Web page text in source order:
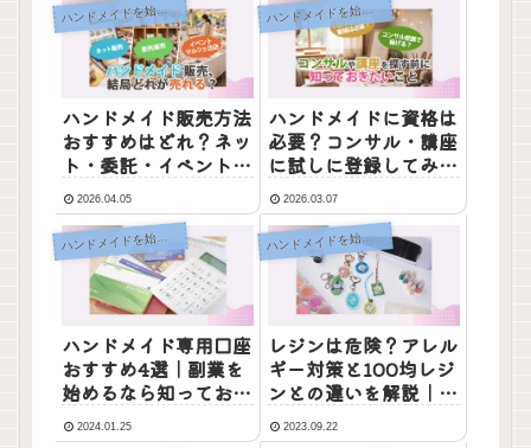
ハンドメイドを始めるための基礎知識
ハンドメイド販売方法
おすすめはどれ？ネッ
ト・委託・イベント出
店の違いと現実を実体
験で徹底比較
2026.04.05
ハンドメイドを始めるための基礎知識
ハンドメイドに資格は
必要？コンサル・講座
に試しに登録してみて
わかったこと
2026.03.07
ハンドメイドを始めるための基礎知識
ハンドメイド専用口座
おすすめ4選｜副業を
始めるなら知っておき
たい銀行口座とクレジ
ットカードの選び方
2024.01.25
ハンドメイドを始めるための基礎知識
レジンは危険？アレル
ギー対策と100均レジ
ンとの違いを解説｜初
心者向けレジン液の選
び方
2023.09.22